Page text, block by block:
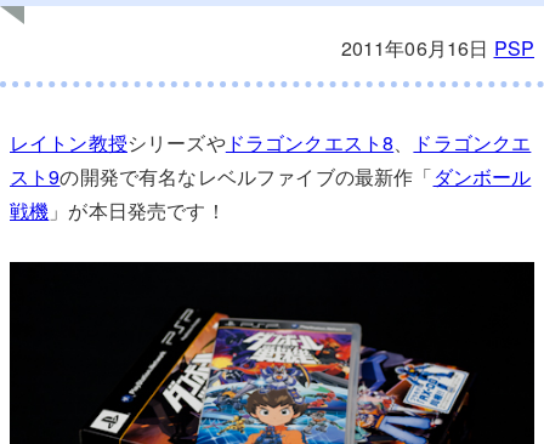
2011年06月16日 PSP
レイトン教授シリーズやドラゴンクエスト8、
ドラゴンクエ
スト9の開発で有名なレベルファイブの最新作「ダンボール
戦機 」が本日発売です！